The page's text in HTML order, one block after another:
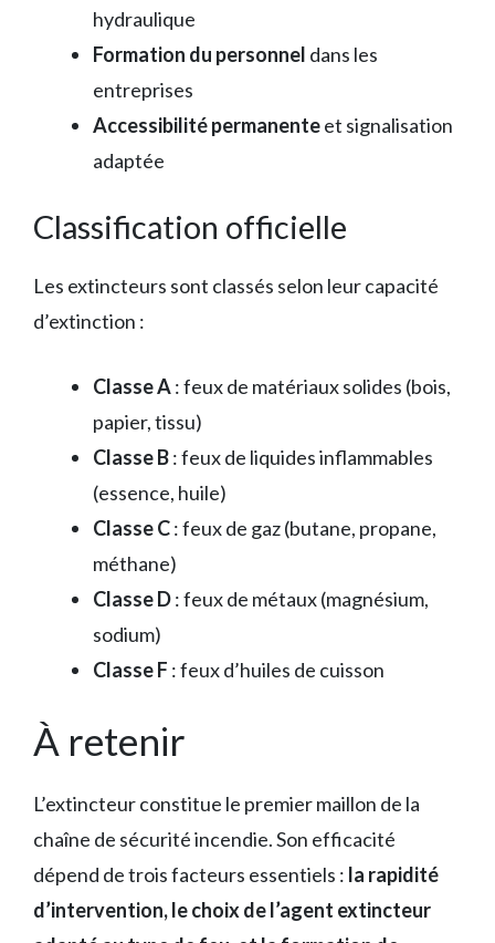
hydraulique
Formation du personnel dans les
entreprises
Accessibilité permanenteet signalisation
adaptée
Classification officielle
Les extincteurs sont classés selon leur capacité
d’extinction :
Classe A: feux de matériaux solides (bois,
papier, tissu)
Classe B: feux de liquides inflammables
(essence, huile)
Classe C: feux de gaz (butane, propane,
méthane)
Classe D: feux de métaux (magnésium,
sodium)
Classe F : feux d’huiles de cuisson
À retenir
L’extincteur constitue le premier maillon de la
chaîne de sécurité incendie. Son efficacité
dépend de trois facteurs essentiels : la rapidité
d’intervention, le choix de l’agent extincteur